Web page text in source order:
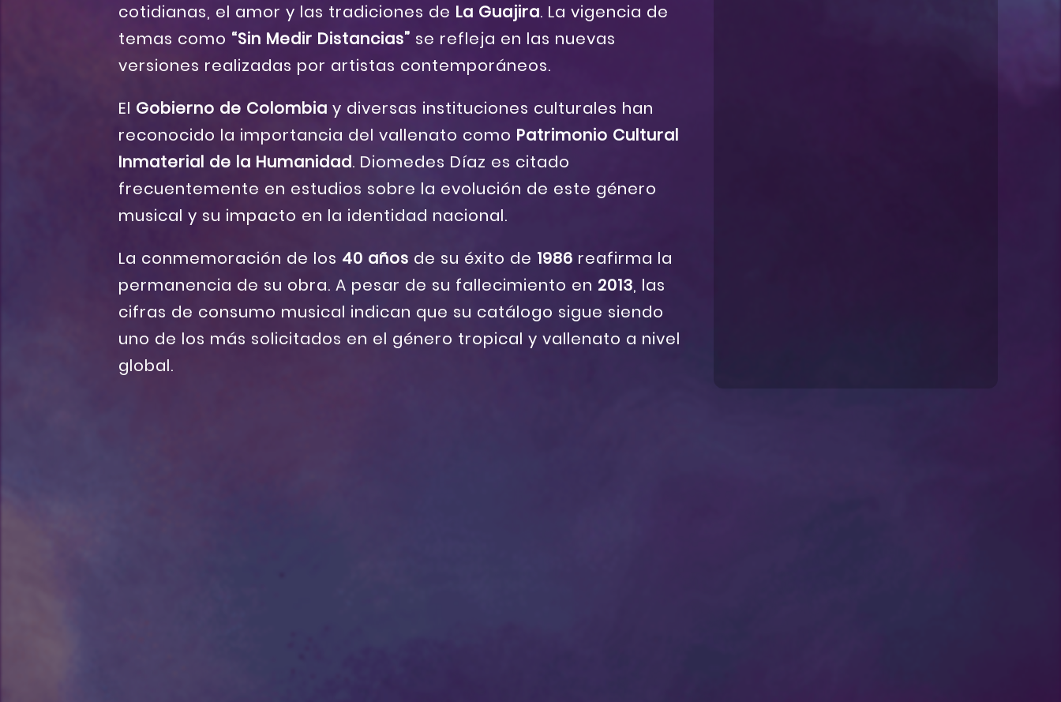
cotidianas, el amor y las tradiciones de La Guajira. La vigencia de
temas como “Sin Medir Distancias” se refleja en las nuevas
versiones realizadas por artistas contemporáneos.
El Gobierno de Colombia y diversas instituciones culturales han
reconocido la importancia del vallenato como Patrimonio Cultural
Inmaterial de la Humanidad. Diomedes Díaz es citado
frecuentemente en estudios sobre la evolución de este género
musical y su impacto en la identidad nacional.
La conmemoración de los 40 años de su éxito de 1986 reafirma la
permanencia de su obra. A pesar de su fallecimiento en 2013, las
cifras de consumo musical indican que su catálogo sigue siendo
uno de los más solicitados en el género tropical y vallenato a nivel
global.